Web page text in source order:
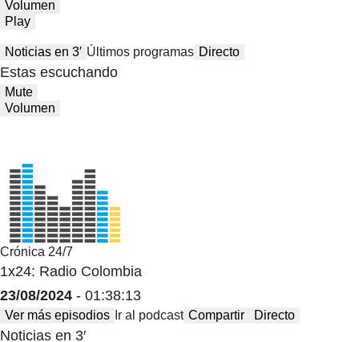
Volumen
Play
Noticias en 3′ Últimos programas Directo
Estas escuchando
Mute
Volumen
Crónica 24/7
1x24: Radio Colombia
23/08/2024 - 01:38:13
Ver más episodios Ir al podcast Compartir Directo
Noticias en 3′